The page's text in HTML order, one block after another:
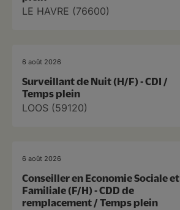
LE HAVRE (76600)
6 août 2026
Surveillant de Nuit (H/F) - CDI /
Temps plein
LOOS (59120)
6 août 2026
Conseiller en Economie Sociale et
Familiale (F/H) - CDD de
remplacement / Temps plein